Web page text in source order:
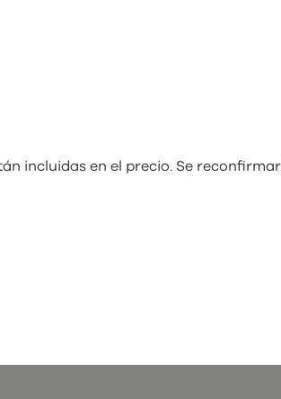
incluidas en el precio. Se